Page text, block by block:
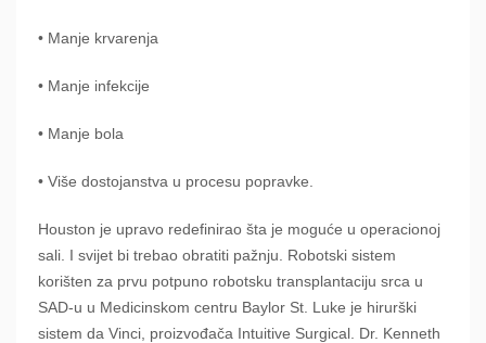
• Manje krvarenja
• Manje infekcije
• Manje bola
• Više dostojanstva u procesu popravke.
Houston je upravo redefinirao šta je moguće u operacionoj
sali. I svijet bi trebao obratiti pažnju. Robotski sistem
korišten za prvu potpuno robotsku transplantaciju srca u
SAD-u u Medicinskom centru Baylor St. Luke je hirurški
sistem da Vinci, proizvođača Intuitive Surgical. Dr. Kenneth